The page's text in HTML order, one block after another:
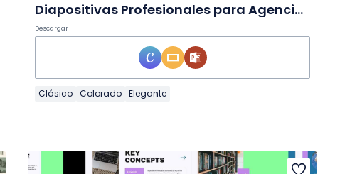
Diapositivas Profesionales para Agencias Gubernamentales
Descargar
Clásico Colorado Elegante